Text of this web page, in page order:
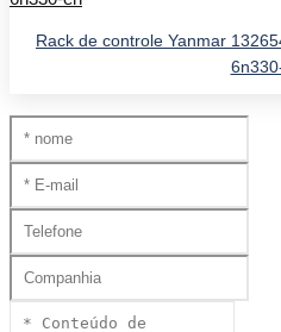
Rack de controle Yanmar